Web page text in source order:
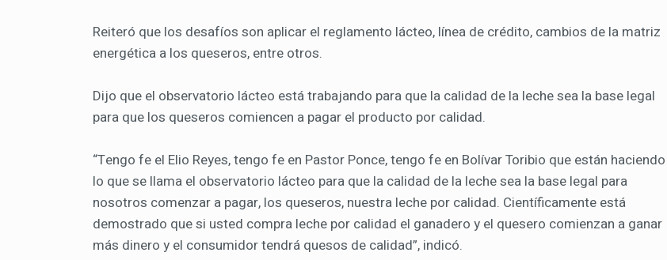
Reiteró que los desafíos son aplicar el reglamento lácteo, línea de crédito, cambios de la matriz
energética a los queseros, entre otros.
Dijo que el observatorio lácteo está trabajando para que la calidad de la leche sea la base legal
para que los queseros comiencen a pagar el producto por calidad.
“Tengo fe el Elio Reyes, tengo fe en Pastor Ponce, tengo fe en Bolívar Toribio que están haciendo
lo que se llama el observatorio lácteo para que la calidad de la leche sea la base legal para
nosotros comenzar a pagar, los queseros, nuestra leche por calidad. Científicamente está
demostrado que si usted compra leche por calidad el ganadero y el quesero comienzan a ganar
más dinero y el consumidor tendrá quesos de calidad”, indicó.